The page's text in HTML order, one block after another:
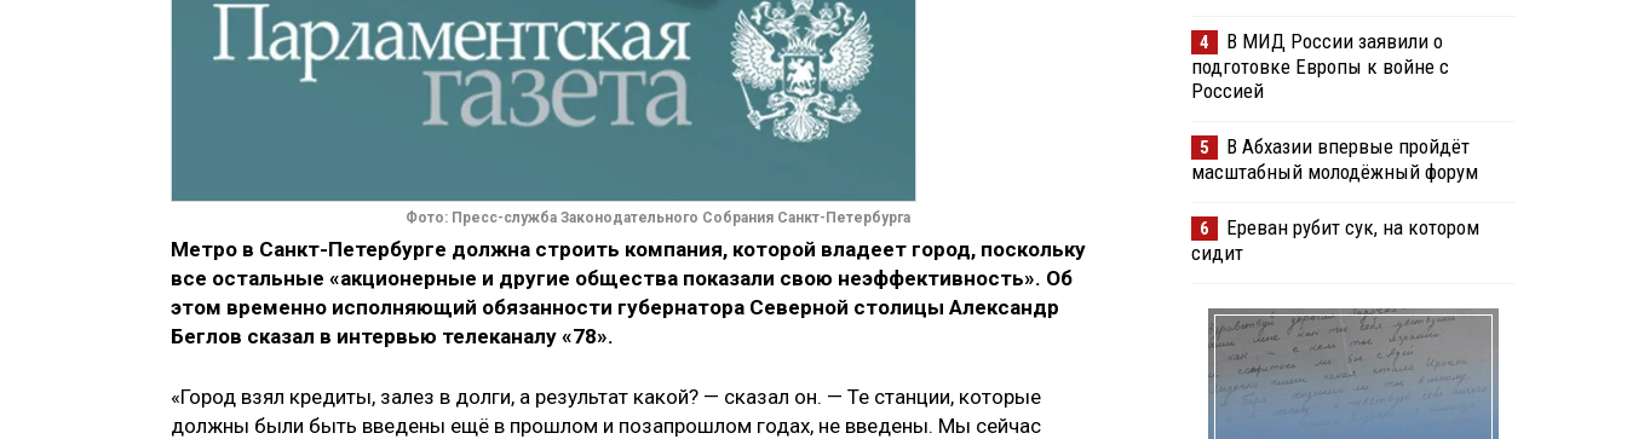
Фото: Пресс-служба Законодательного Собрания Санкт-Петербурга
Метро в Санкт-Петербурге должна строить компания, которой владеет город, поскольку
все остальные «акционерные и другие общества показали свою неэффективность». Об
этом временно исполняющий обязанности губернатора Северной столицы Александр
Беглов сказал в интервью телеканалу «78».
«Город взял кредиты, залез в долги, а результат какой? — сказал он. — Те станции, которые
должны были быть введены ещё в прошлом и позапрошлом годах, не введены. Мы сейчас
4
В МИД России заявили о
подготовке Европы к войне с
Россией
5
В Абхазии впервые пройдёт
масштабный молодёжный форум
6
Ереван рубит сук, на котором
сидит